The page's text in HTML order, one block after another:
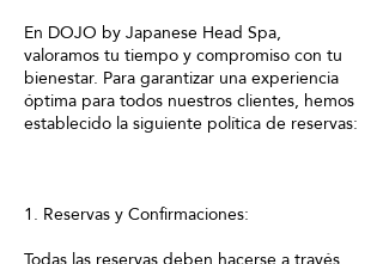
En DOJO by Japanese Head Spa,
valoramos tu tiempo y compromiso con tu
bienestar. Para garantizar una experiencia
óptima para todos nuestros clientes, hemos
establecido la siguiente política de reservas:
1. Reservas y Confirmaciones: